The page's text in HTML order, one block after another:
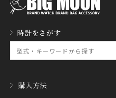
時計をさがす
購入方法